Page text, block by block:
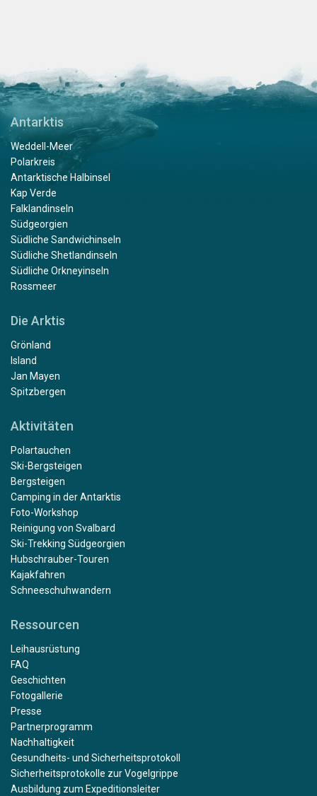
Antarktis
Weddell-Meer
Polarkreis
Antarktische Halbinsel
Kap Verde
Falklandinseln
Südgeorgien
Südliche Sandwichinseln
Südliche Shetlandinseln
Südliche Orkneyinseln
Rossmeer
Die Arktis
Grönland
Island
Jan Mayen
Spitzbergen
Aktivitäten
Polartauchen
Ski-Bergsteigen
Bergsteigen
Camping in der Antarktis
Foto-Workshop
Reinigung von Svalbard
Ski-Trekking Südgeorgien
Hubschrauber-Touren
Kajakfahren
Schneeschuhwandern
Ressourcen
Leihausrüstung
FAQ
Geschichten
Fotogallerie
Presse
Partnerprogramm
Nachhaltigkeit
Gesundheits- und Sicherheitsprotokoll
Sicherheitsprotokolle zur Vogelgrippe
Ausbildung zum Expeditionsleiter